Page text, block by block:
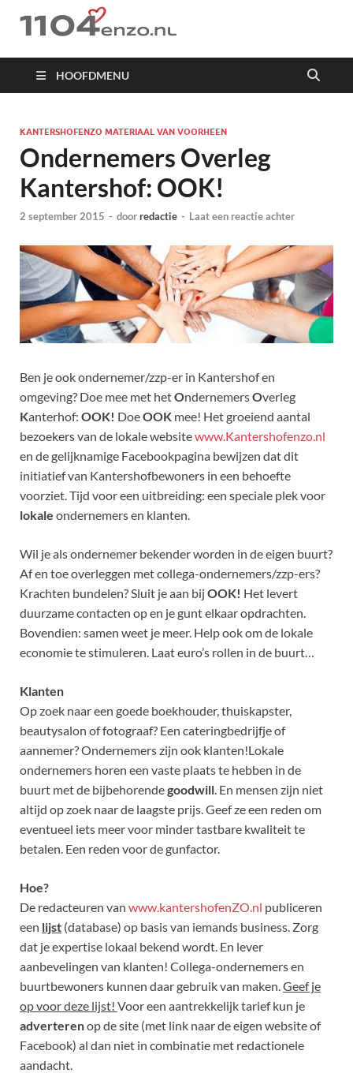
1104 en zo
HOOFDMENU
KANTERSHOFENZO MATERIAAL VAN VOORHEEN
Ondernemers Overleg
Kantershof: OOK!
2 september 2015 - doorredactie - Laat een reactie achter
Ben je ook ondernemer/zzp-er in Kantershof en
omgeving? Doe mee met hetOndernemersOverleg
Kanterhof: OOK! DoeOOK mee! Het groeiend aantal
bezoekers van de lokale websitewww.Kantershofenzo.nl
en de gelijknamige Facebookpagina bewijzen dat dit
initiatief van Kantershofbewoners in een behoefte
voorziet. Tijd voor een uitbreiding: een speciale plek voor
lokale ondernemers en klanten.
Wil je als ondernemer bekender worden in de eigen buurt?
Af en toe overleggen met collega-ondernemers/zzp-ers?
Krachten bundelen? Sluit je aan bij OOK! Het levert
duurzame contacten op en je gunt elkaar opdrachten.
Bovendien: samen weet je meer. Help ook om de lokale
economie te stimuleren. Laat euro’s rollen in de buurt…
Klanten
Op zoek naar een goede boekhouder, thuiskapster,
beautysalon of fotograaf? Een cateringbedrijfje of
aannemer? Ondernemers zijn ook klanten!Lokale
ondernemers horen een vaste plaats te hebben in de
buurt met de bijbehorendegoodwill . En mensen zijn niet
altijd op zoek naar de laagste prijs. Geef ze een reden om
eventueel iets meer voor minder tastbare kwaliteit te
betalen. Een reden voor de gunfactor.
Hoe?
De redacteuren van www.kantershofenZO.nl publiceren
een lijst (database) op basis van iemands business. Zorg
dat je expertise lokaal bekend wordt. En lever
aanbevelingen van klanten! Collega-ondernemers en
buurtbewoners kunnen daar gebruik van maken. Geef je
op voor deze lijst! Voor een aantrekkelijk tarief kun je
adverterenop de site (met link naar de eigen website of
Facebook) al dan niet in combinatie met redactionele
aandacht.